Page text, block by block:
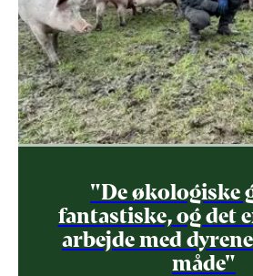
"De økologiske
fantastiske, og det
arbejde med
måde"